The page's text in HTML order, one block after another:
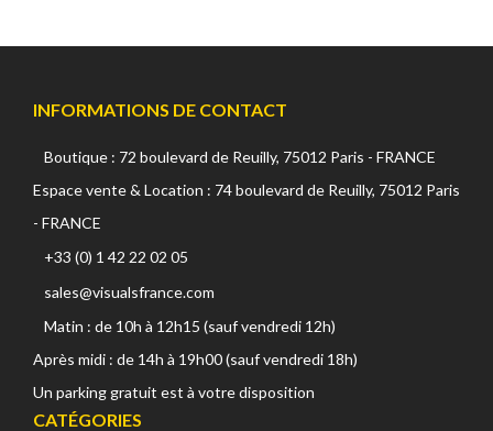
INFORMATIONS DE CONTACT
Boutique : 72 boulevard de Reuilly, 75012 Paris - FRANCE
Espace vente & Location : 74 boulevard de Reuilly, 75012 Paris
- FRANCE
+33 (0) 1 42 22 02 05
sales@visualsfrance.com
Matin : de 10h à 12h15 (sauf vendredi 12h)
Après midi : de 14h à 19h00 (sauf vendredi 18h)
Un parking gratuit est à votre disposition
CATÉGORIES